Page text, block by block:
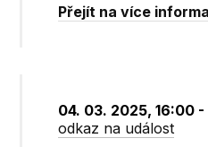
Přejít na více
04. 03. 2025, 16:00
odkaz na událost